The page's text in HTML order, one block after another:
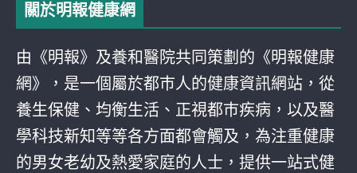
關於明報健康網
由《明報》及養和醫院共同策劃的《明報健康
網》，是一個屬於都巿人的健康資訊網站，從
養生保健、均衡生活、正視都巿疾病，以及醫
學科技新知等等各方面都會觸及，為注重健康
的男女老幼及熱愛家庭的人士，提供一站式健